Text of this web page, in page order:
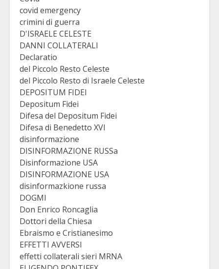
covid emergency
crimini di guerra
D'ISRAELE CELESTE
DANNI COLLATERALI
Declaratio
del Piccolo Resto Celeste
del Piccolo Resto di Israele Celeste
DEPOSITUM FIDEI
Depositum Fidei
Difesa del Depositum Fidei
Difesa di Benedetto XVI
disinformazione
DISINFORMAZIONE RUSSa
Disinformazione USA
DISINFORMAZIONE USA
disinformazkione russa
DOGMI
Don Enrico Roncaglia
Dottori della Chiesa
Ebraismo e Cristianesimo
EFFETTI AVVERSI
effetti collaterali sieri MRNA